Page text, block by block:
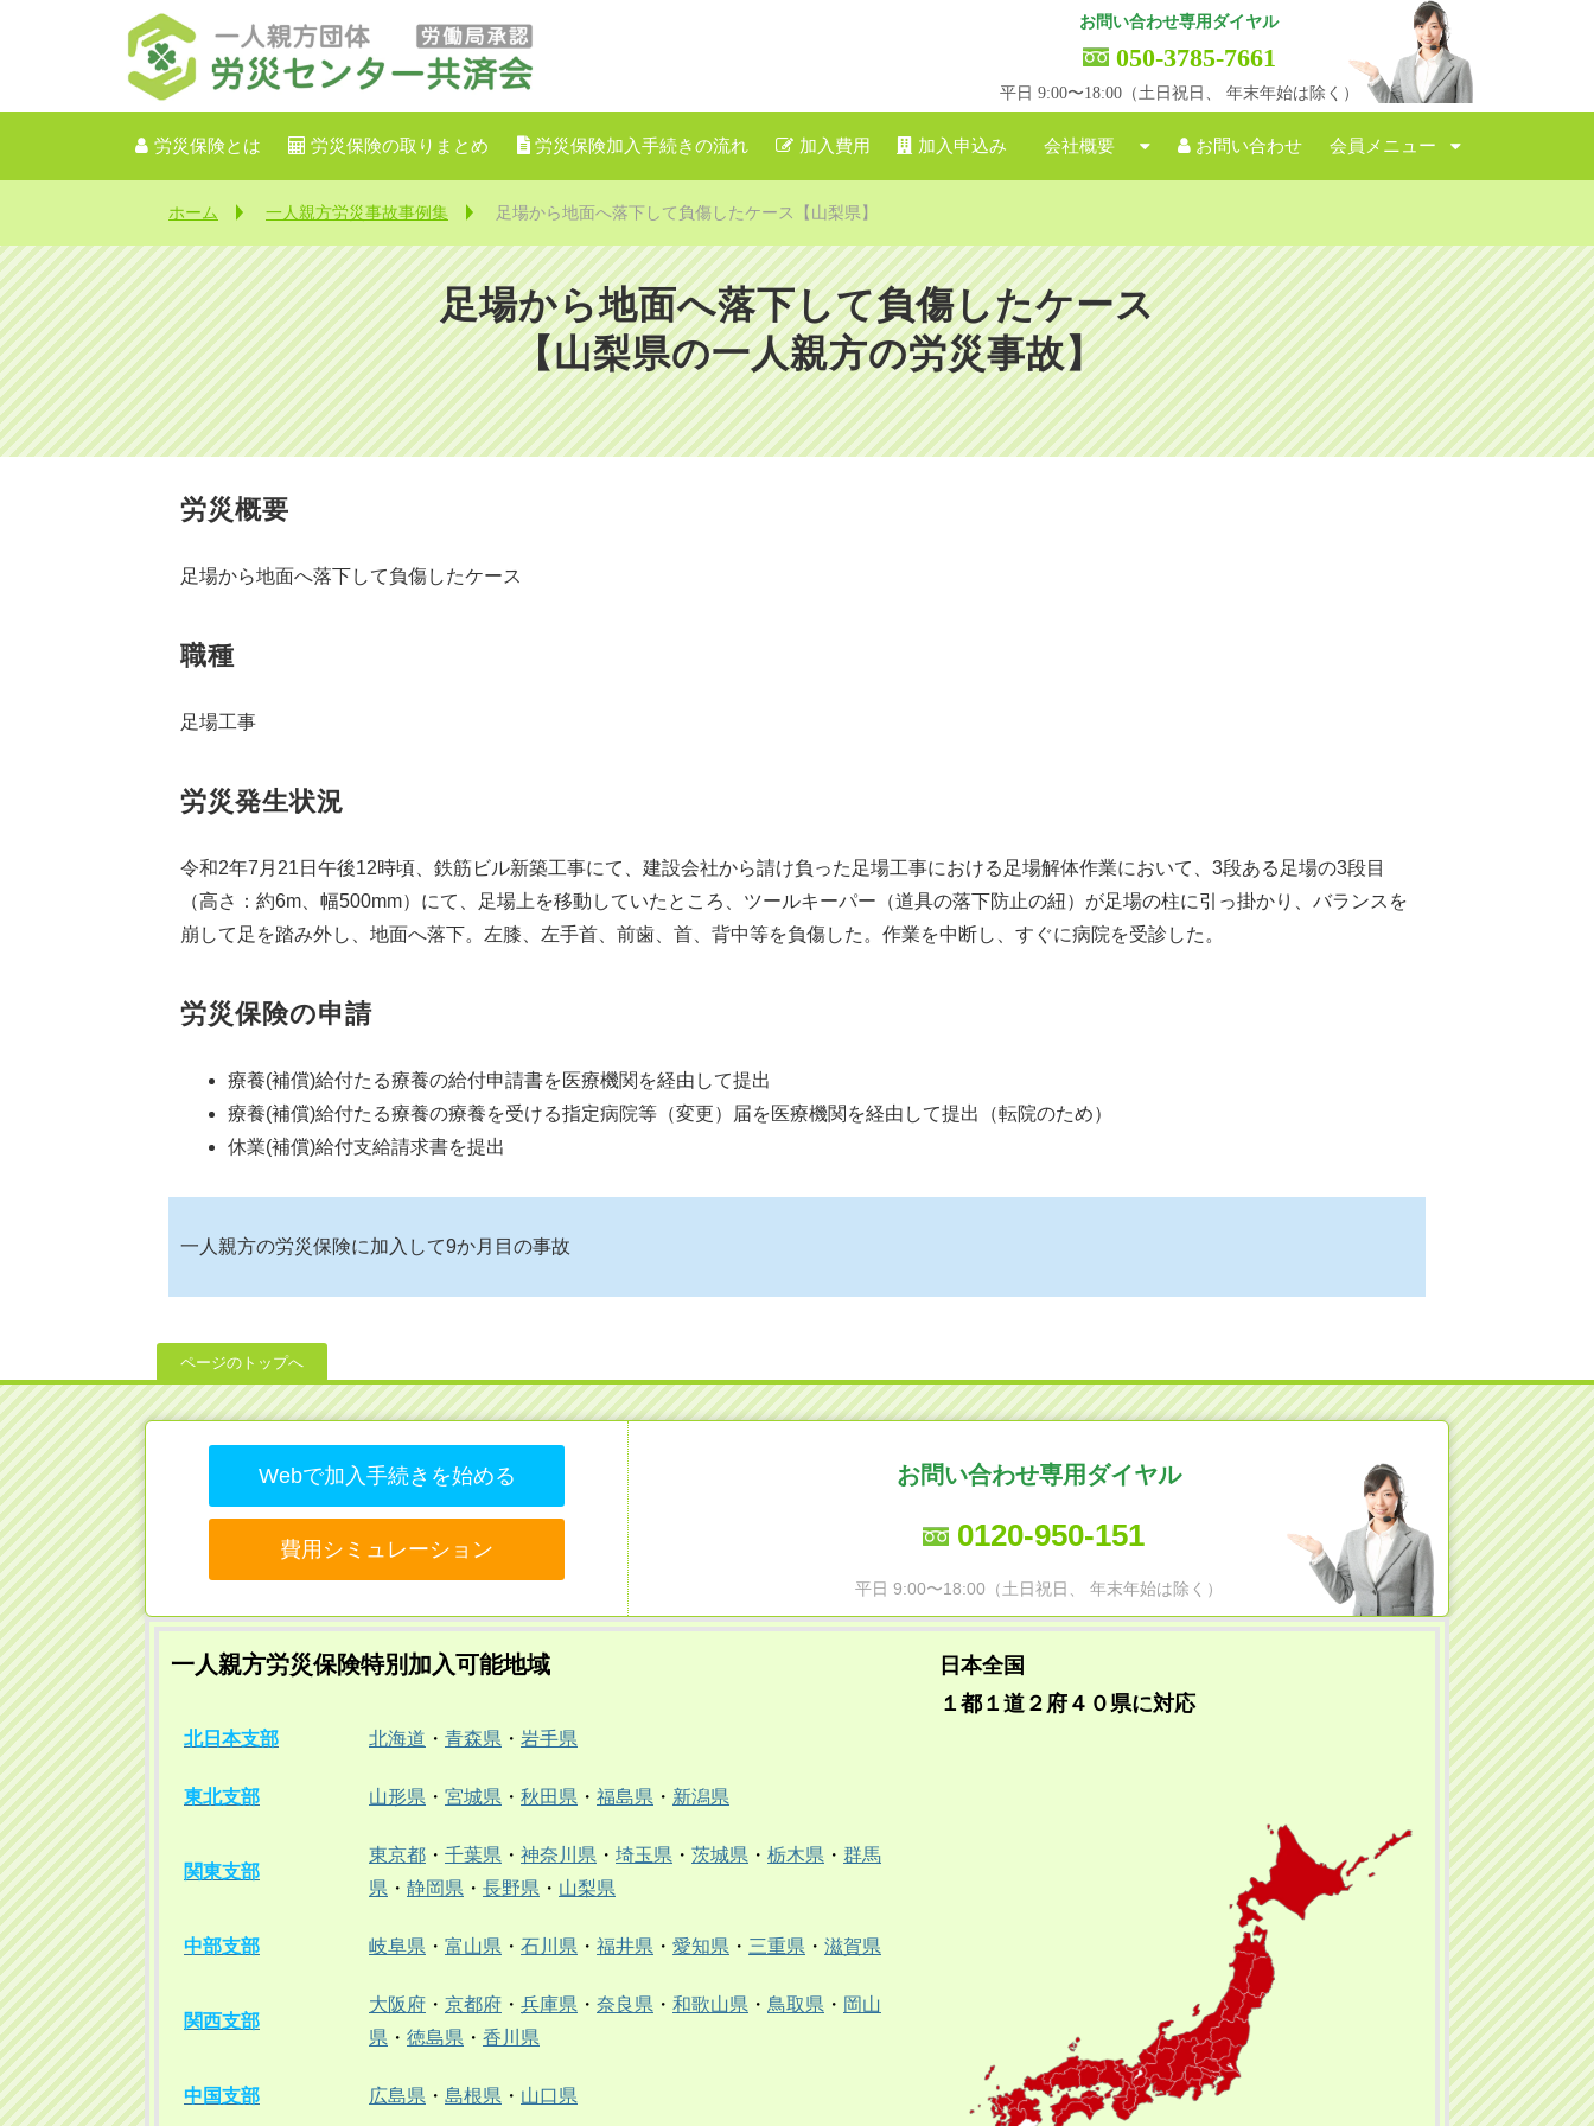
お問い合わせ専用ダイヤル
050-3785-7661
平日 9:00〜18:00（土日祝日、 年末年始は除く）
労災保険とは 労災保険の取りまとめ 労災保険加入手続きの流れ 加入費用 加入申込み 会社概要 お問い合わせ 会員メニュー
ホーム 一人親方労災事故事例集 足場から地面へ落下して負傷したケース【山梨県】
足場から地面へ落下して負傷したケース
【山梨県の一人親方の労災事故】
労災概要
足場から地面へ落下して負傷したケース
職種
足場工事
労災発生状況
令和2年7月21日午後12時頃、鉄筋ビル新築工事にて、建設会社から請け負った足場工事における足場解体作業において、3段ある足場の3段目
（高さ：約6m、幅500mm）にて、足場上を移動していたところ、ツールキーパー（道具の落下防止の紐）が足場の柱に引っ掛かり、バランスを
崩して足を踏み外し、地面へ落下。左膝、左手首、前歯、首、背中等を負傷した。作業を中断し、すぐに病院を受診した。
労災保険の申請
療養(補償)給付たる療養の給付申請書を医療機関を経由して提出
療養(補償)給付たる療養の療養を受ける指定病院等（変更）届を医療機関を経由して提出（転院のため）
休業(補償)給付支給請求書を提出
一人親方の労災保険に加入して9か月目の事故
ページのトップへ
Webで加入手続きを始める
費用シミュレーション
お問い合わせ専用ダイヤル
0120-950-151
平日 9:00〜18:00（土日祝日、 年末年始は除く）
一人親方労災保険特別加入可能地域
北日本支部 北海道 ・ 青森県 ・ 岩手県
東北支部 山形県 ・ 宮城県 ・ 秋田県 ・ 福島県 ・ 新潟県
関東支部
東京都 ・ 千葉県 ・ 神奈川県 ・ 埼玉県 ・ 茨城県 ・ 栃木県 ・ 群馬
県 ・ 静岡県 ・ 長野県 ・ 山梨県
中部支部 岐阜県 ・ 富山県 ・ 石川県 ・ 福井県 ・ 愛知県 ・ 三重県 ・ 滋賀県
関西支部
大阪府 ・ 京都府 ・ 兵庫県 ・ 奈良県 ・ 和歌山県 ・ 鳥取県 ・ 岡山
県 ・ 徳島県 ・ 香川県
中国支部 広島県 ・ 島根県 ・ 山口県
日本全国
１都１道２府４０県に対応